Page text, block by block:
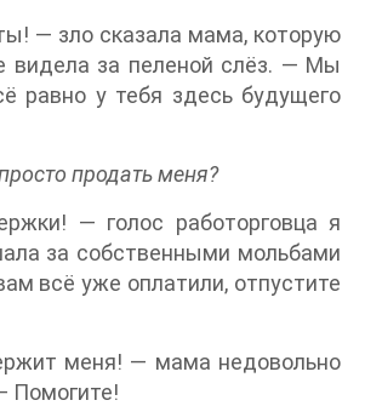
— зло сказала мама, которую
видела за пеленой слёз. — Мы
равно у тебя здесь будущего
продать меня?
— голос работорговца я
за собственными мольбами
всё уже оплатили, отпустите
меня! — мама недовольно
Помогите!